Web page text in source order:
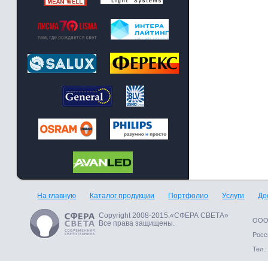
На главную Каталог продукции Портфолио Услуги
Copyright 2008-2015.«СФЕРА СВЕТА»
Все права защищены.
ООО